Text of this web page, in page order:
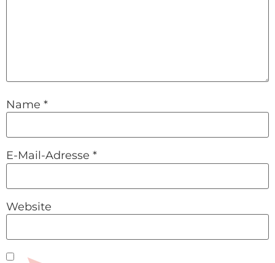
Name *
E-Mail-Adresse *
Website